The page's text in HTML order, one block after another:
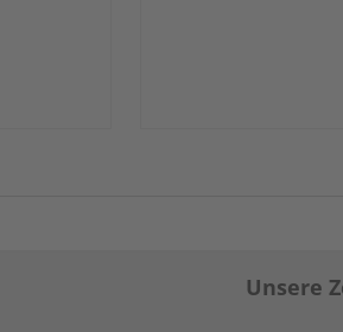
Unsere